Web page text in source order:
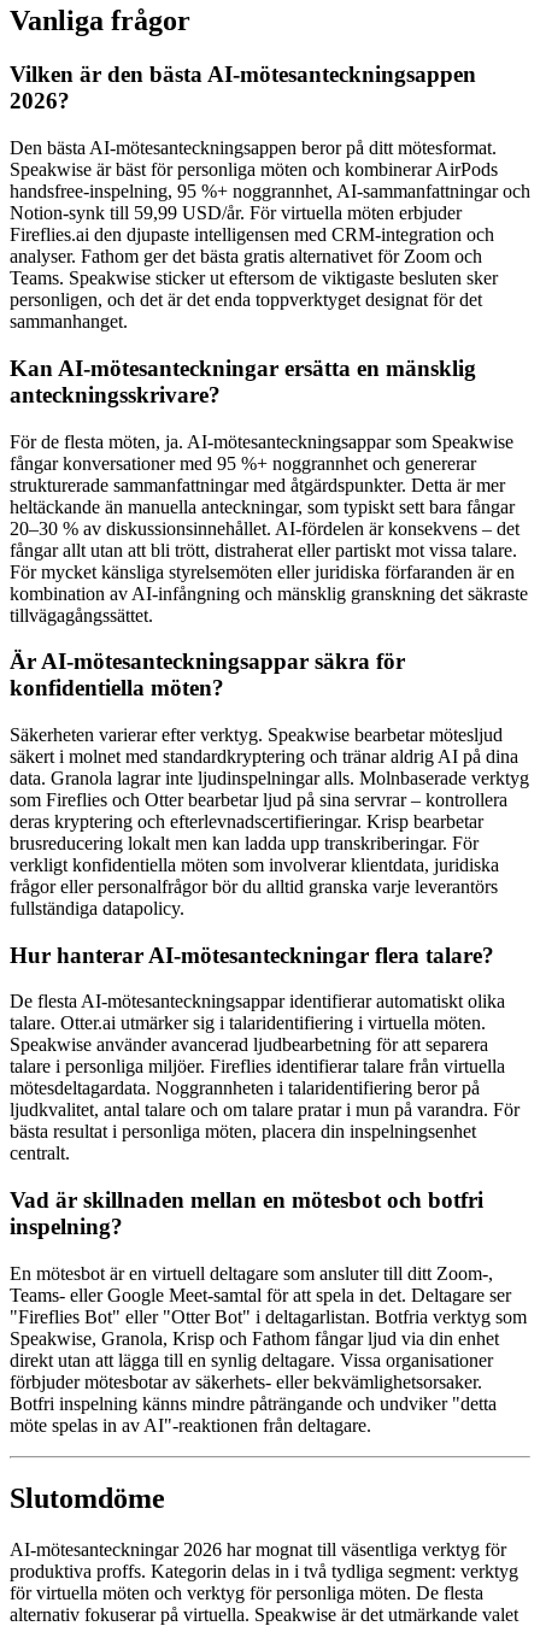
Vanliga frågor
Vilken är den bästa AI-mötesanteckningsappen
2026?
Den bästa AI-mötesanteckningsappen beror på ditt mötesformat.
Speakwise är bäst för personliga möten och kombinerar AirPods
handsfree-inspelning, 95 %+ noggrannhet, AI-sammanfattningar och
Notion-synk till 59,99 USD/år. För virtuella möten erbjuder
Fireflies.ai den djupaste intelligensen med CRM-integration och
analyser. Fathom ger det bästa gratis alternativet för Zoom och
Teams. Speakwise sticker ut eftersom de viktigaste besluten sker
personligen, och det är det enda toppverktyget designat för det
sammanhanget.
Kan AI-mötesanteckningar ersätta en mänsklig
anteckningsskrivare?
För de flesta möten, ja. AI-mötesanteckningsappar som Speakwise
fångar konversationer med 95 %+ noggrannhet och genererar
strukturerade sammanfattningar med åtgärdspunkter. Detta är mer
heltäckande än manuella anteckningar, som typiskt sett bara fångar
20–30 % av diskussionsinnehållet. AI-fördelen är konsekvens – det
fångar allt utan att bli trött, distraherat eller partiskt mot vissa talare.
För mycket känsliga styrelsemöten eller juridiska förfaranden är en
kombination av AI-infångning och mänsklig granskning det säkraste
tillvägagångssättet.
Är AI-mötesanteckningsappar säkra för
konfidentiella möten?
Säkerheten varierar efter verktyg. Speakwise bearbetar mötesljud
säkert i molnet med standardkryptering och tränar aldrig AI på dina
data. Granola lagrar inte ljudinspelningar alls. Molnbaserade verktyg
som Fireflies och Otter bearbetar ljud på sina servrar – kontrollera
deras kryptering och efterlevnadscertifieringar. Krisp bearbetar
brusreducering lokalt men kan ladda upp transkriberingar. För
verkligt konfidentiella möten som involverar klientdata, juridiska
frågor eller personalfrågor bör du alltid granska varje leverantörs
fullständiga datapolicy.
Hur hanterar AI-mötesanteckningar flera talare?
De flesta AI-mötesanteckningsappar identifierar automatiskt olika
talare. Otter.ai utmärker sig i talaridentifiering i virtuella möten.
Speakwise använder avancerad ljudbearbetning för att separera
talare i personliga miljöer. Fireflies identifierar talare från virtuella
mötesdeltagardata. Noggrannheten i talaridentifiering beror på
ljudkvalitet, antal talare och om talare pratar i mun på varandra. För
bästa resultat i personliga möten, placera din inspelningsenhet
centralt.
Vad är skillnaden mellan en mötesbot och botfri
inspelning?
En mötesbot är en virtuell deltagare som ansluter till ditt Zoom-,
Teams- eller Google Meet-samtal för att spela in det. Deltagare ser
"Fireflies Bot" eller "Otter Bot" i deltagarlistan. Botfria verktyg som
Speakwise, Granola, Krisp och Fathom fångar ljud via din enhet
direkt utan att lägga till en synlig deltagare. Vissa organisationer
förbjuder mötesbotar av säkerhets- eller bekvämlighetsorsaker.
Botfri inspelning känns mindre påträngande och undviker "detta
möte spelas in av AI"-reaktionen från deltagare.
Slutomdöme
AI-mötesanteckningar 2026 har mognat till väsentliga verktyg för
produktiva proffs. Kategorin delas in i två tydliga segment: verktyg
för virtuella möten och verktyg för personliga möten. De flesta
alternativ fokuserar på virtuella. Speakwise är det utmärkande valet